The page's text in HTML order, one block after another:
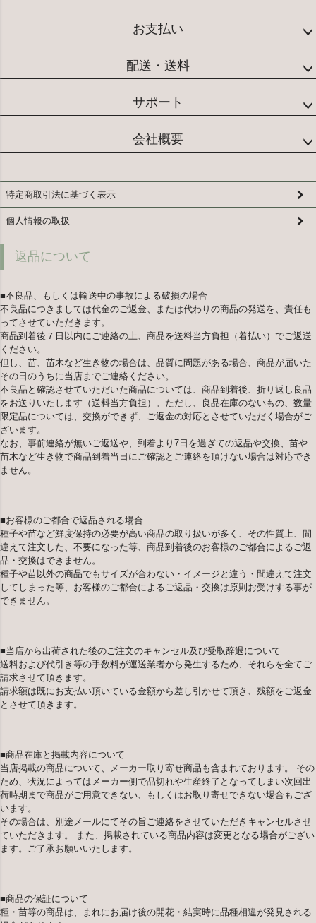
お支払い
配送・送料
サポート
会社概要
特定商取引法に基づく表示
個人情報の取扱
返品について
■不良品、もしくは輸送中の事故による破損の場合
不良品につきましては代金のご返金、または代わりの商品の発送を、責任も
ってさせていただきます。
商品到着後７日以内にご連絡の上、商品を送料当方負担（着払い）でご返送
ください。
但し、苗、苗木など生き物の場合は、品質に問題がある場合、商品が届いた
その日のうちに当店までご連絡ください。
不良品と確認させていただいた商品については、商品到着後、折り返し良品
をお送りいたします（送料当方負担）。ただし、良品在庫のないもの、数量
限定品については、交換ができず、ご返金の対応とさせていただく場合がご
ざいます。
なお、事前連絡が無いご返送や、到着より7日を過ぎての返品や交換、苗や
苗木など生き物で商品到着当日にご確認とご連絡を頂けない場合は対応でき
ません。
■お客様のご都合で返品される場合
種子や苗など鮮度保持の必要が高い商品の取り扱いが多く、その性質上、間
違えて注文した、不要になった等、商品到着後のお客様のご都合によるご返
品・交換はできません。
種子や苗以外の商品でもサイズが合わない・イメージと違う・間違えて注文
してしまった等、お客様のご都合によるご返品・交換は原則お受けする事が
できません。
■当店から出荷された後のご注文のキャンセル及び受取辞退について
送料および代引き等の手数料が運送業者から発生するため、それらを全てご
請求させて頂きます。
請求額は既にお支払い頂いている金額から差し引かせて頂き、残額をご返金
とさせて頂きます。
■商品在庫と掲載内容について
当店掲載の商品について、メーカー取り寄せ商品も含まれております。 その
ため、状況によってはメーカー側で品切れや生産終了となってしまい次回出
荷時期まで商品がご用意できない、もしくはお取り寄せできない場合もござ
います。
その場合は、別途メールにてその旨ご連絡をさせていただきキャンセルさせ
ていただきます。 また、掲載されている商品内容は変更となる場合がござい
ます。ご了承お願いいたします。
■商品の保証について
種・苗等の商品は、まれにお届け後の開花・結実時に品種相違が発見される